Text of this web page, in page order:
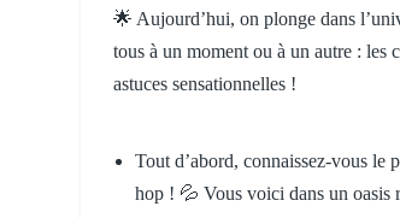
🌟 Aujourd’hui, on plonge dans
tous à un moment ou à un autre : les
astuces sensationnelles !
Tout d’abord, connaissez-vous le
hop ! 💦 Vous voici dans un oasis